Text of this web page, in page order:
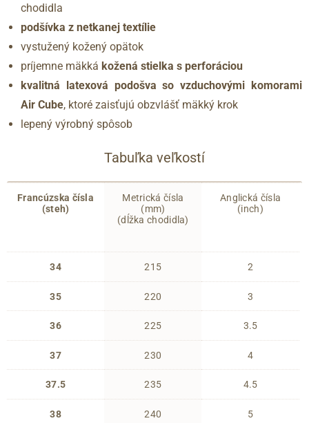
chodidla
podšívka z netkanej textílie
vystužený kožený opätok
príjemne mäkká kožená stielka s perforáciou
kvalitná latexová podošva so vzduchovými komorami
Air Cube, ktoré zaisťujú obzvlášť mäkký krok
lepený výrobný spôsob
Tabuľka veľkostí
Francúzska čísla
(steh)
34
35
36
37
37.5
38
Metrická čísla
(mm)
(dĺžka chodidla)
215
220
225
230
235
240
Anglická čísla
(inch)
2
3
3.5
4
4.5
5